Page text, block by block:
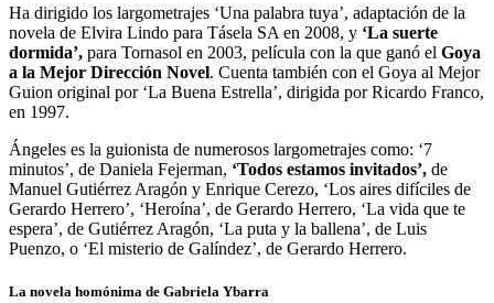
Ha dirigido los largometrajes ‘Una palabra tuya’, adaptación de la
novela de Elvira Lindo para Tásela SA en 2008, y ‘La suerte
dormida’, para Tornasol en 2003, película con la que ganó el Goya
a la Mejor Dirección Novel. Cuenta también con el Goya al Mejor
Guion original por ‘La Buena Estrella’, dirigida por Ricardo Franco,
en 1997.
Ángeles es la guionista de numerosos largometrajes como: ‘7
minutos’, de Daniela Fejerman, ‘Todos estamos invitados’, de
Manuel Gutiérrez Aragón y Enrique Cerezo, ‘Los aires difíciles de
Gerardo Herrero’, ‘Heroína’, de Gerardo Herrero, ‘La vida que te
espera’, de Gutiérrez Aragón, ‘La puta y la ballena’, de Luis
Puenzo, o ‘El misterio de Galíndez’, de Gerardo Herrero.
La novela homónima de Gabriela Ybarra